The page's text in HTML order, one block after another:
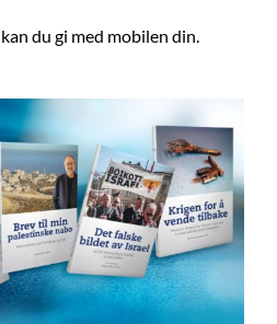
du gi med mobilen din.